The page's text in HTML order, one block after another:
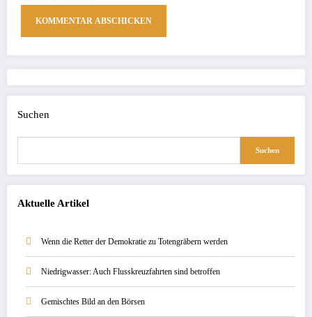
Suchen
Suchen
Aktuelle Artikel
Wenn die Retter der Demokratie zu Totengräbern werden
Niedrigwasser: Auch Flusskreuzfahrten sind betroffen
Gemischtes Bild an den Börsen